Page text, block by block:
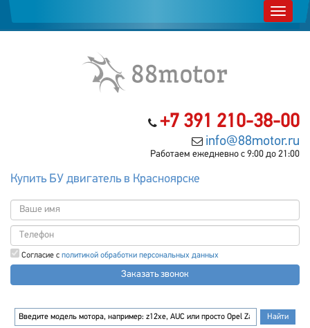
+7 391 210-38-00
info@88motor.ru
Работаем ежедневно с 9:00 до 21:00
Купить БУ двигатель в Красноярске
Согласие с политикой обработки персональных данных
Заказать звонок